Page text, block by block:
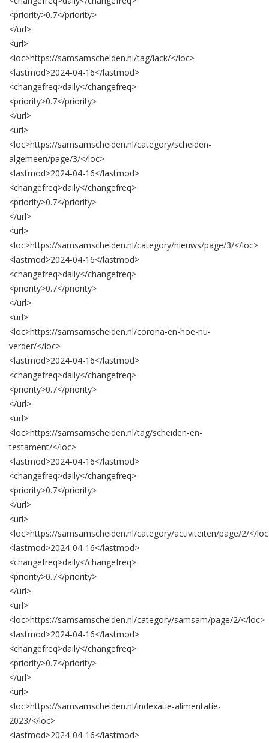
<priority>0.7</priority>
</url>
<url>
<loc>https://samsamscheiden.nl/tag/iack/</loc>
<lastmod>2024-04-16</lastmod>
<changefreq>daily</changefreq>
<priority>0.7</priority>
</url>
<url>
<loc>https://samsamscheiden.nl/category/scheiden-
algemeen/page/3/</loc>
<lastmod>2024-04-16</lastmod>
<changefreq>daily</changefreq>
<priority>0.7</priority>
</url>
<url>
<loc>https://samsamscheiden.nl/category/nieuws/page/3/</loc>
<lastmod>2024-04-16</lastmod>
<changefreq>daily</changefreq>
<priority>0.7</priority>
</url>
<url>
<loc>https://samsamscheiden.nl/corona-en-hoe-nu-
verder/</loc>
<lastmod>2024-04-16</lastmod>
<changefreq>daily</changefreq>
<priority>0.7</priority>
</url>
<url>
<loc>https://samsamscheiden.nl/tag/scheiden-en-
testament/</loc>
<lastmod>2024-04-16</lastmod>
<changefreq>daily</changefreq>
<priority>0.7</priority>
</url>
<url>
<loc>https://samsamscheiden.nl/category/activiteiten/page/2/</
<lastmod>2024-04-16</lastmod>
<changefreq>daily</changefreq>
<priority>0.7</priority>
</url>
<url>
<loc>https://samsamscheiden.nl/category/samsam/page/2/</loc>
<lastmod>2024-04-16</lastmod>
<changefreq>daily</changefreq>
<priority>0.7</priority>
</url>
<url>
<loc>https://samsamscheiden.nl/indexatie-alimentatie-
2023/</loc>
<lastmod>2024-04-16</lastmod>